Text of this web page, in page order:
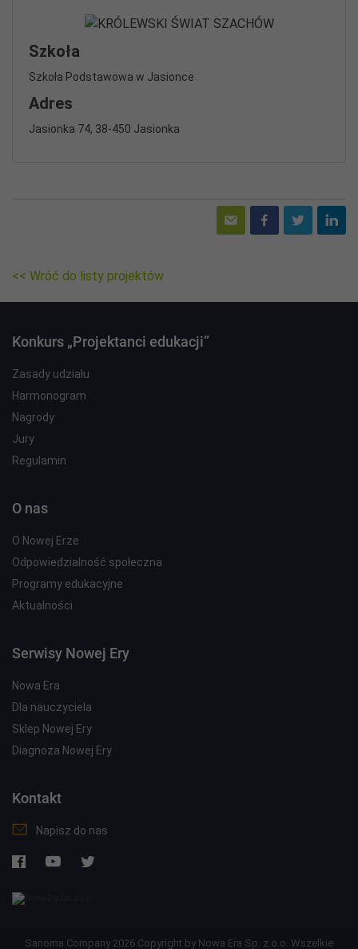
Szkoła
Szkoła Podstawowa w Jasionce
Adres
Jasionka 74, 38-450 Jasionka
<< Wróć do listy projektów
Konkurs „Projektanci edukacji”
Zasady udziału
Harmonogram
Nagrody
Jury
Regulamin
O nas
O Nowej Erze
Odpowiedzialność społeczna
Programy edukacyjne
Aktualności
Serwisy Nowej Ery
Nowa Era
Dla nauczyciela
Sklep Nowej Ery
Diagnoza Nowej Ery
Kontakt
Napisz do nas
Sanoma Company 2026 Copyright by Nowa Era Sp. z o.o. Wszelkie